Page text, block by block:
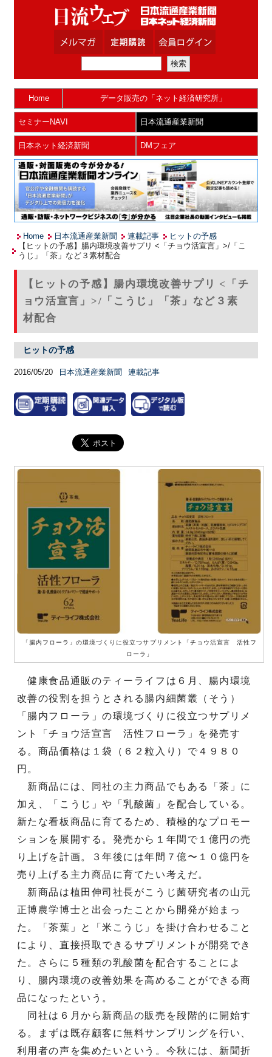
Home データ販売の「ネット経済研究所」
セミナーNAVI 日本流通産業新聞
日本ネット経済新聞 DMフェア
Home 日本流通産業新聞 連載記事
ヒットの予感
【ヒットの予感】腸内環境改善サプリ <「チョウ活宣言」>/「こ
うじ」「茶」など３素材配合
【ヒットの予感】腸内環境改善サプリ <「チ
ョウ活宣言」>/「こうじ」「茶」など３素
材配合
ヒットの予感
2016/05/20 日本流通産業新聞 連載記事
「腸内フローラ」の環境づくりに役立つサプリメント「チョウ活宣言 活性フ
ローラ」
健康食品通販のティーライフは６月、腸内環境
改善の役割を担うとされる腸内細菌叢（そう）
「腸内フローラ」の環境づくりに役立つサプリメ
ント「チョウ活宣言 活性フローラ」を発売す
る。商品価格は１袋（６２粒入り）で４９８０
円。
新商品には、同社の主力商品でもある「茶」に
加え、「こうじ」や「乳酸菌」を配合している。
新たな看板商品に育てるため、積極的なプロモー
ションを展開する。発売から１年間で１億円の売
り上げを計画。３年後には年間７億〜１０億円を
売り上げる主力商品に育てたい考えだ。
新商品は植田伸司社長がこうじ菌研究者の山元
正博農学博士と出会ったことから開発が始まっ
た。「茶葉」と「米こうじ」を掛け合わせること
により、直接摂取できるサプリメントが開発でき
た。さらに５種類の乳酸菌を配合することによ
り、腸内環境の改善効果を高めることができる商
品になったという。
同社は６月から新商品の販売を段階的に開始す
る。まずは既存顧客に無料サンプリングを行い、
利用者の声を集めたいという。今秋には、新聞折